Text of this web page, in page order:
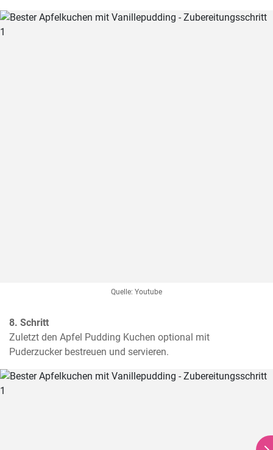
Quelle: Youtube
8. Schritt
Zuletzt den Apfel Pudding Kuchen optional mit
Puderzucker bestreuen und servieren.